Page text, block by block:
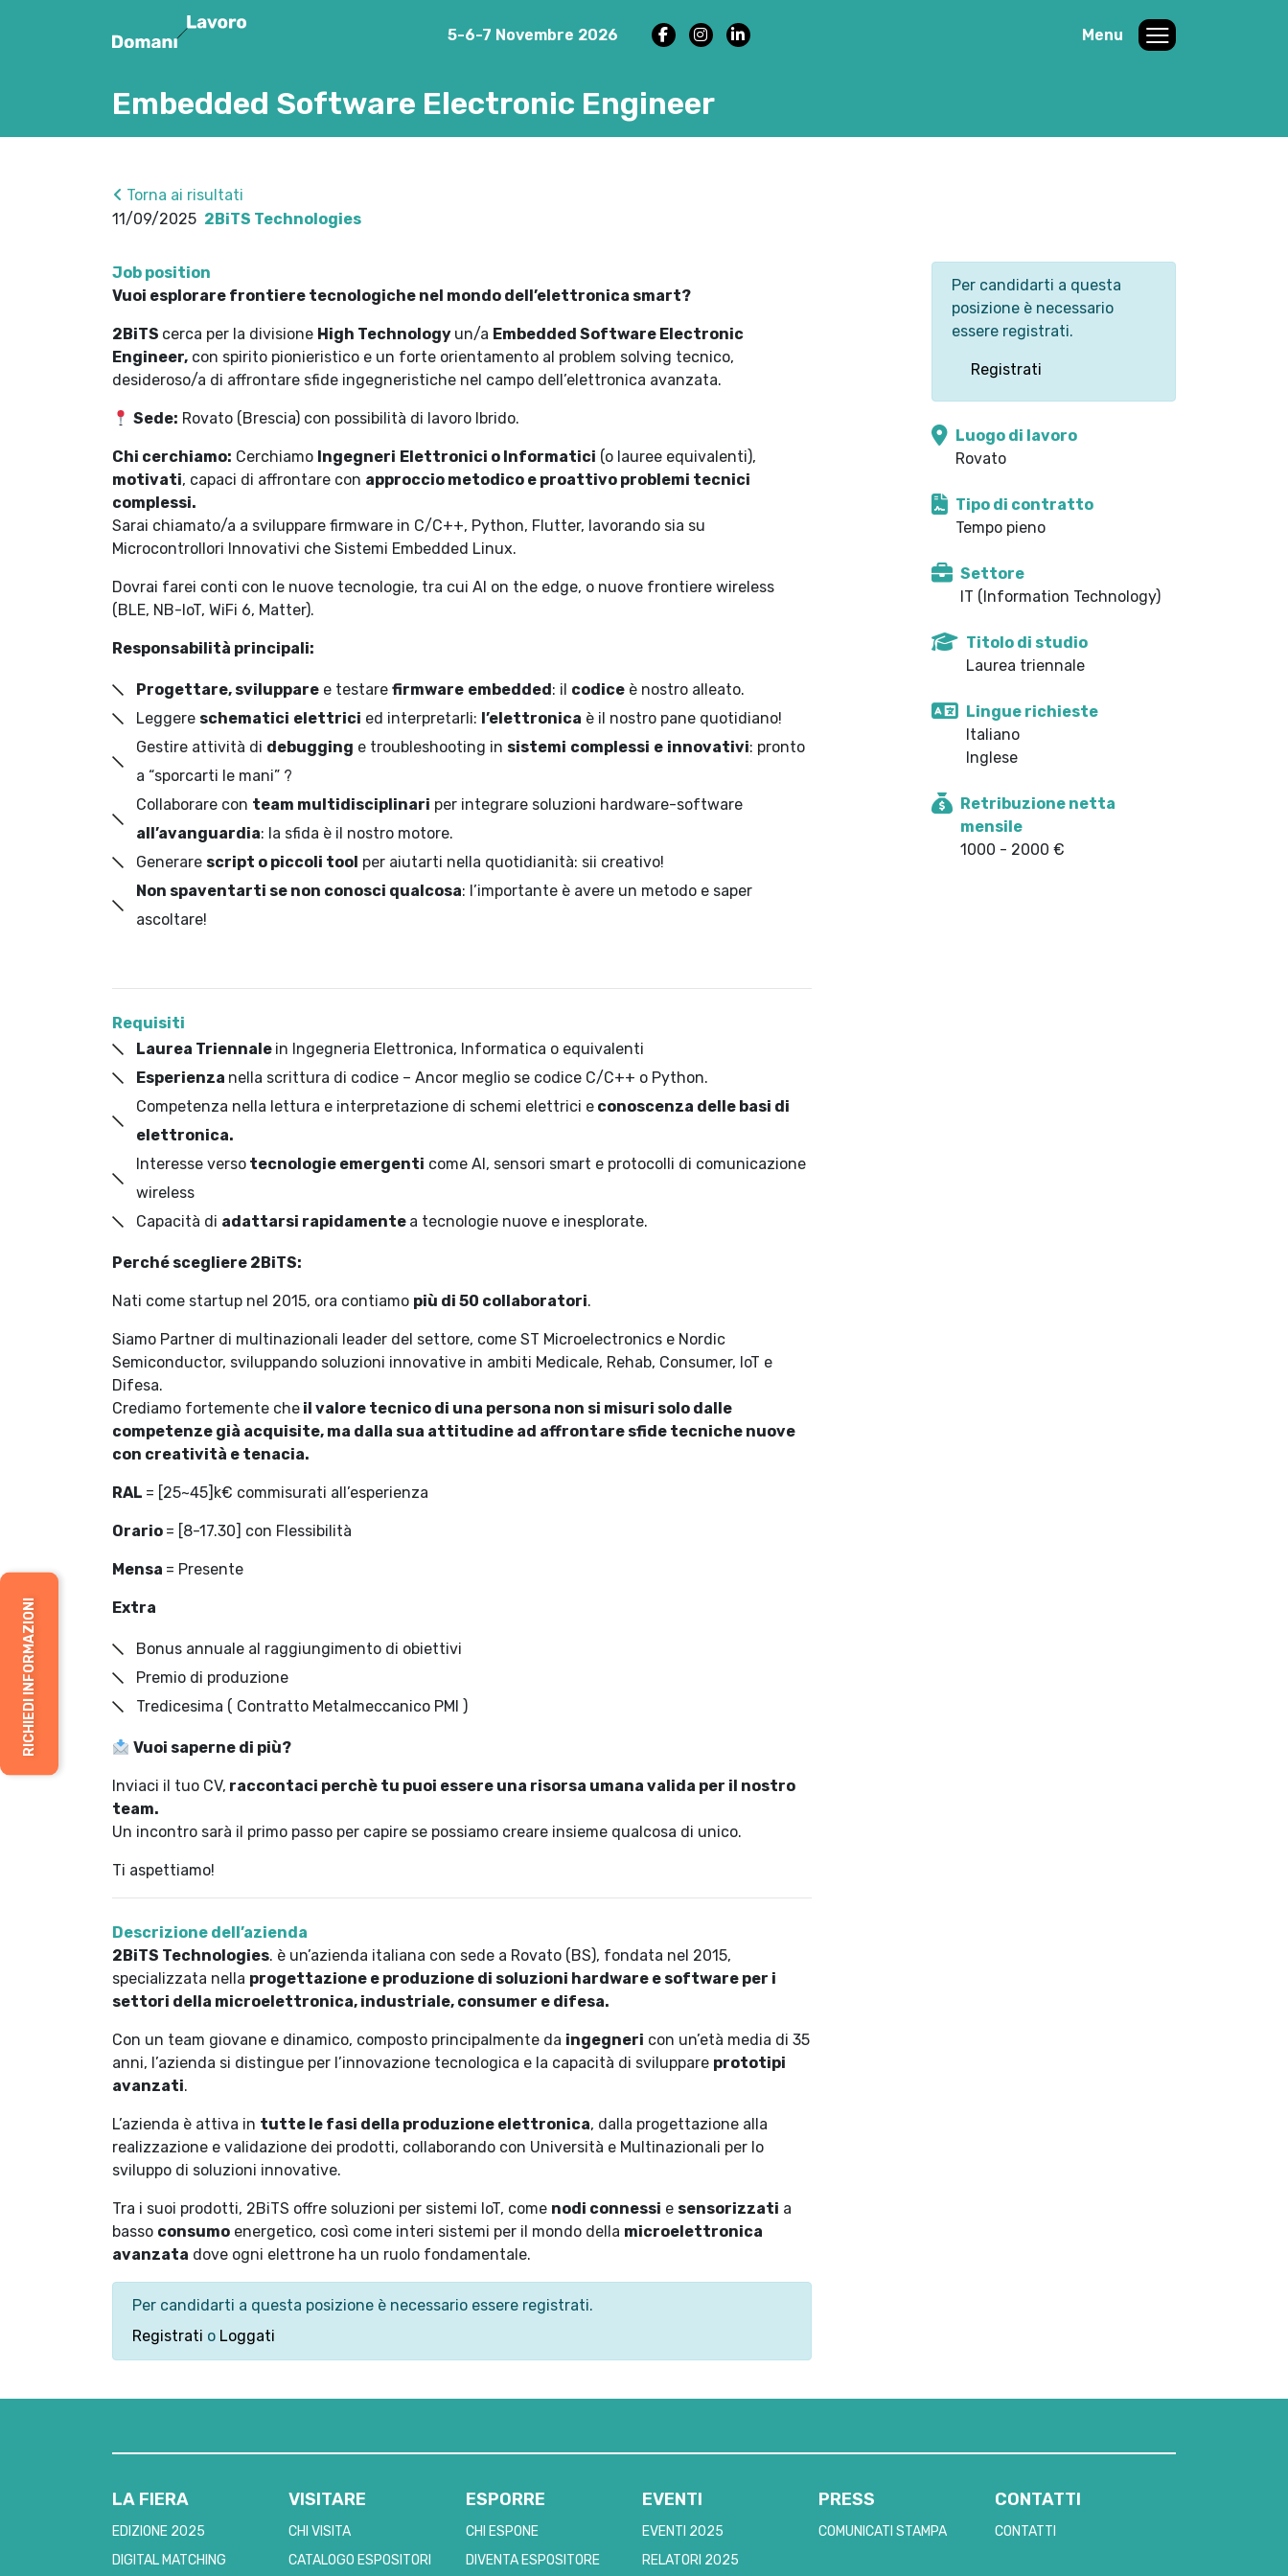
5-6-7 Novembre 2026 Menu
RICHIEDI INFORMAZIONI
Embedded Software Electronic Engineer
Torna ai risultati
11/09/2025 2BiTS Technologies
Job position
Vuoi esplorare frontiere tecnologiche nel mondo dell’elettronica smart?
2BiTS cerca per la divisione High Technology un/a Embedded Software Electronic
Engineer, con spirito pionieristico e un forte orientamento al problem solving tecnico,
desideroso/a di affrontare sfide ingegneristiche nel campo dell’elettronica avanzata.
Sede: Rovato (Brescia) con possibilità di lavoro Ibrido.
Chi cerchiamo: Cerchiamo Ingegneri Elettronici o Informatici (o lauree equivalenti),
motivati, capaci di affrontare con approccio metodico e proattivo problemi tecnici
complessi.
Sarai chiamato/a a sviluppare firmware in C/C++, Python, Flutter, lavorando sia su
Microcontrollori Innovativi che Sistemi Embedded Linux.
Dovrai farei conti con le nuove tecnologie, tra cui AI on the edge, o nuove frontiere wireless
(BLE, NB-IoT, WiFi 6, Matter).
Responsabilità principali:
Progettare, sviluppare e testare firmware embedded: il codice è nostro alleato.
Leggere schematici elettrici ed interpretarli: l’elettronica è il nostro pane quotidiano!
Gestire attività di debugging e troubleshooting in sistemi complessi e innovativi: pronto
a “sporcarti le mani” ?
Collaborare con team multidisciplinari per integrare soluzioni hardware-software
all’avanguardia: la sfida è il nostro motore.
Generare script o piccoli tool per aiutarti nella quotidianità: sii creativo!
Non spaventarti se non conosci qualcosa: l’importante è avere un metodo e saper
ascoltare!
Requisiti
Laurea Triennale in Ingegneria Elettronica, Informatica o equivalenti
Esperienza nella scrittura di codice – Ancor meglio se codice C/C++ o Python.
Competenza nella lettura e interpretazione di schemi elettrici e conoscenza delle basi di
elettronica.
Interesse verso tecnologie emergenti come AI, sensori smart e protocolli di comunicazione
wireless
Capacità di adattarsi rapidamente a tecnologie nuove e inesplorate.
Perché scegliere 2BiTS:
Nati come startup nel 2015, ora contiamo più di 50 collaboratori.
Siamo Partner di multinazionali leader del settore, come ST Microelectronics e Nordic
Semiconductor, sviluppando soluzioni innovative in ambiti Medicale, Rehab, Consumer, IoT e
Difesa.
Crediamo fortemente che il valore tecnico di una persona non si misuri solo dalle
competenze già acquisite, ma dalla sua attitudine ad affrontare sfide tecniche nuove
con creatività e tenacia.
RAL = [25~45]k€ commisurati all’esperienza
Orario = [8-17.30] con Flessibilità
Mensa = Presente
Extra
Bonus annuale al raggiungimento di obiettivi
Premio di produzione
Tredicesima ( Contratto Metalmeccanico PMI )
Vuoi saperne di più?
Inviaci il tuo CV, raccontaci perchè tu puoi essere una risorsa umana valida per il nostro
team.
Un incontro sarà il primo passo per capire se possiamo creare insieme qualcosa di unico.
Ti aspettiamo!
Descrizione dell’azienda
2BiTS Technologies. è un’azienda italiana con sede a Rovato (BS), fondata nel 2015,
specializzata nella progettazione e produzione di soluzioni hardware e software per i
settori della microelettronica, industriale, consumer e difesa.
Con un team giovane e dinamico, composto principalmente da ingegneri con un’età media di 35
anni, l’azienda si distingue per l’innovazione tecnologica e la capacità di sviluppare prototipi
avanzati.
L’azienda è attiva in tutte le fasi della produzione elettronica, dalla progettazione alla
realizzazione e validazione dei prodotti, collaborando con Università e Multinazionali per lo
sviluppo di soluzioni innovative.
Tra i suoi prodotti, 2BiTS offre soluzioni per sistemi IoT, come nodi connessi e sensorizzati a
basso consumo energetico, così come interi sistemi per il mondo della microelettronica
avanzata dove ogni elettrone ha un ruolo fondamentale.
Per candidarti a questa posizione è necessario essere registrati.
Registrati o Loggati
Per candidarti a questa
posizione è necessario
essere registrati.
Registrati
Luogo di lavoro
Rovato
Tipo di contratto
Tempo pieno
Settore
IT (Information Technology)
Titolo di studio
Laurea triennale
Lingue richieste
Italiano
Inglese
Retribuzione netta
mensile
1000 - 2000 €
LA FIERA
EDIZIONE 2025
DIGITAL MATCHING
VISITARE
CHI VISITA
CATALOGO ESPOSITORI
ESPORRE
CHI ESPONE
DIVENTA ESPOSITORE
EVENTI
EVENTI 2025
RELATORI 2025
PRESS
COMUNICATI STAMPA
CONTATTI
CONTATTI